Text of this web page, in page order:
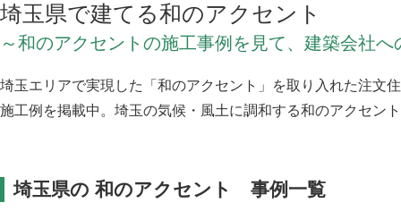
埼玉県で建てる和のアクセント
～和のアクセントの施工事例を見て、建築会社
埼玉エリアで実現した「和のアクセント」を取り入れた注文
施工例を掲載中。埼玉の気候・風土に調和する和のアクセン
埼玉県の 和のアクセント 事例一覧